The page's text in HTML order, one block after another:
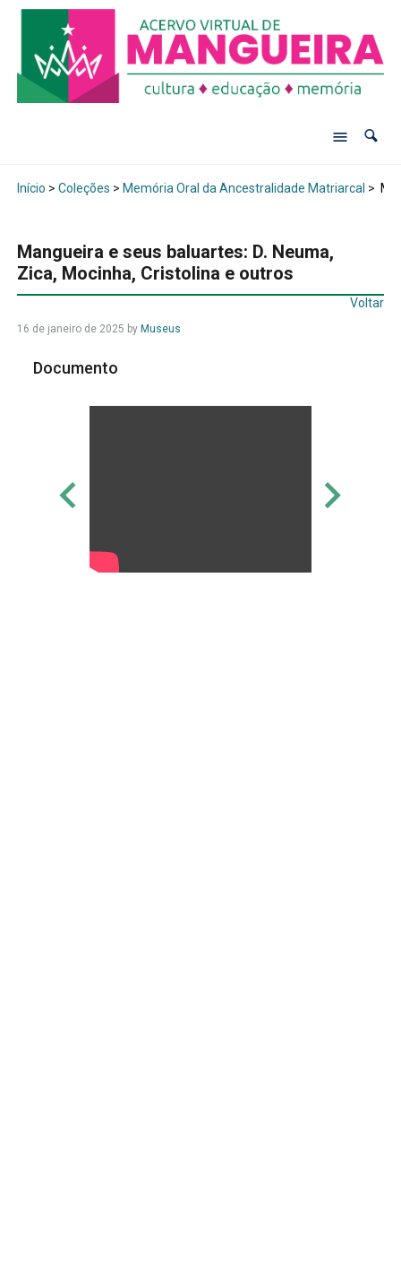
Início > Coleções > Memória Oral da Ancestralidade Matriarcal >
Mangueira e seus baluartes: D. Neuma,
Zica, Mocinha, Cristolina e outros
Voltar
16 de janeiro de 2025 by Museus
Documento